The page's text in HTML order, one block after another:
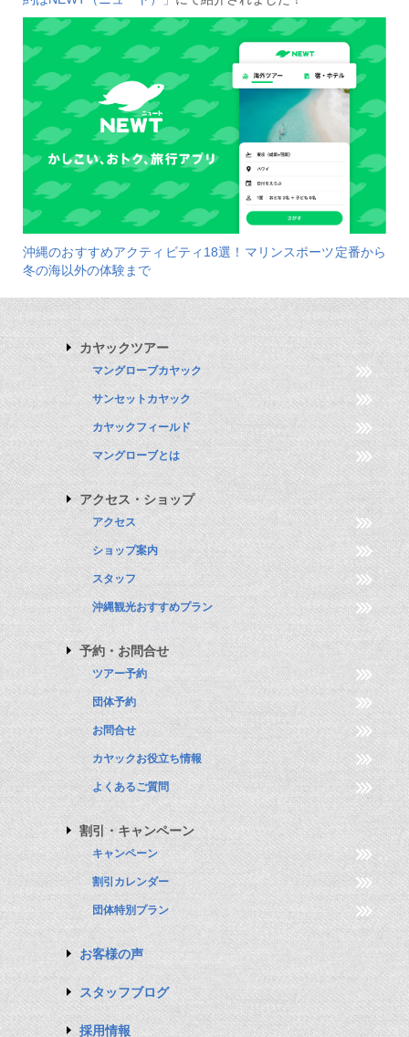
沖縄のおすすめアクティビティ18選！マリンスポーツ定番から
冬の海以外の体験まで
カヤックツアー
マングローブカヤック
サンセットカヤック
カヤックフィールド
マングローブとは
アクセス・ショップ
アクセス
ショップ案内
スタッフ
沖縄観光おすすめプラン
予約・お問合せ
ツアー予約
団体予約
お問合せ
カヤックお役立ち情報
よくあるご質問
割引・キャンペーン
キャンペーン
割引カレンダー
団体特別プラン
お客様の声
スタッフブログ
採用情報